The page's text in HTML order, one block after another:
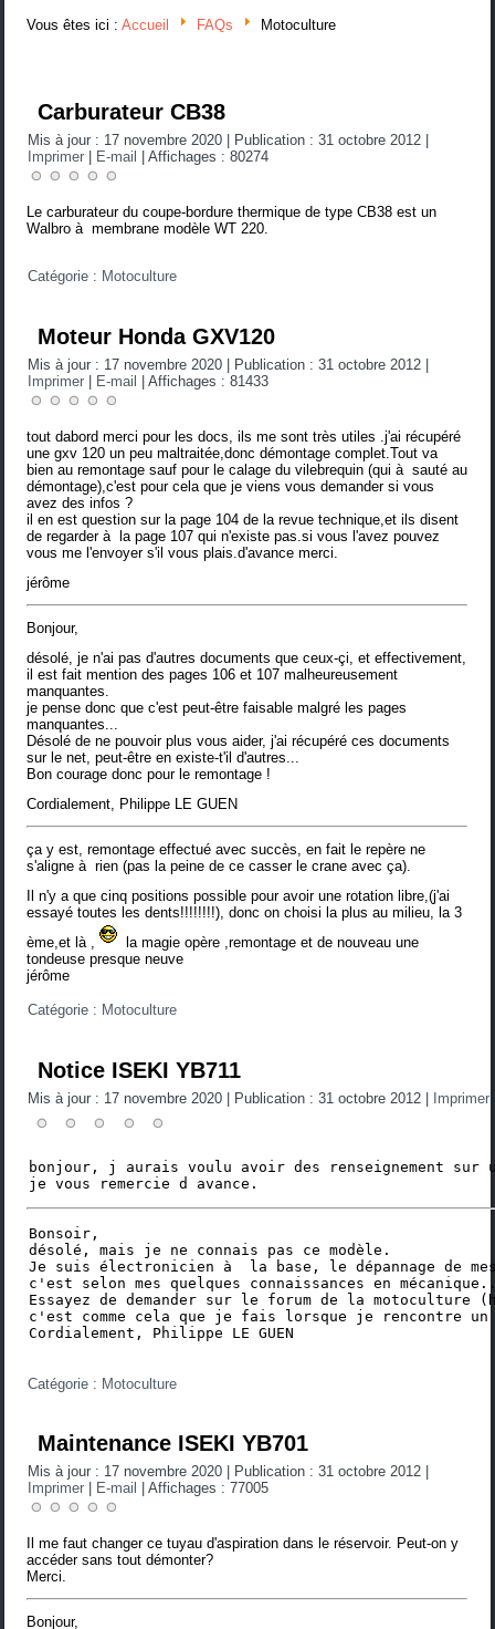
Vous êtes ici :Accueil FAQs Motoculture
Carburateur CB38
Mis à jour : 17 novembre 2020 Publication : 31 octobre 2012
Imprimer
E-mail |Affichages : 80274
Le carburateur du coupe-bordure thermique de type CB38 est un
Walbro à membrane modèle WT 220.
Catégorie : Motoculture
Moteur Honda GXV120
Mis à jour : 17 novembre 2020 Publication : 31 octobre 2012
Imprimer
E-mail |Affichages : 81433
tout dabord merci pour les docs, ils me sont très utiles .j'ai récupéré
une gxv 120 un peu maltraitée,donc démontage complet.Tout va
bien au remontage sauf pour le calage du vilebrequin (qui à sauté au
démontage),c'est pour cela que je viens vous demander si vous
avez des infos ?
il en est question sur la page 104 de la revue technique,et ils disent
de regarder à la page 107 qui n'existe pas.si vous l'avez pouvez
vous me l'envoyer s'il vous plais.d'avance merci.
jérôme
Bonjour,
désolé, je n'ai pas d'autres documents que ceux-çi, et effectivement,
il est fait mention des pages 106 et 107 malheureusement
manquantes.
je pense donc que c'est peut-être faisable malgré les pages
manquantes...
Désolé de ne pouvoir plus vous aider, j'ai récupéré ces documents
sur le net, peut-être en existe-t'il d'autres...
Bon courage donc pour le remontage !
Cordialement, Philippe LE GUEN
ça y est, remontage effectué avec succès, en fait le repère ne
s'aligne à rien (pas la peine de ce casser le crane avec ça).
Il n'y a que cinq positions possible pour avoir une rotation libre,(j'ai
essayé toutes les dents!!!!!!!!), donc on choisi la plus au milieu, la 3
ème,et là ,
la magie opère ,remontage et de nouveau une
tondeuse presque neuve
jérôme
Catégorie : Motoculture
Notice ISEKI YB711
Mis à jour : 17 novembre 2020 Publication : 31 octobre 2012 Imprimer
bonjour, j aurais voulu avoir des renseignement
je vous remercie d avance.
Bonsoir,
désolé, mais je ne connais pas ce modèle.
Je suis électronicien à  la base, le dépannage de
c'est selon mes quelques connaissances en
Essayez de demander sur le forum de la motoculture (
c'est comme cela que je fais lorsque je rencontre un
Cordialement, Philippe LE GUEN
Catégorie : Motoculture
Maintenance ISEKI YB701
Mis à jour : 17 novembre 2020 Publication : 31 octobre 2012
Imprimer
E-mail |Affichages : 77005
Il me faut changer ce tuyau d'aspiration dans le réservoir. Peut-on y
accéder sans tout démonter?
Merci.
Bonjour,